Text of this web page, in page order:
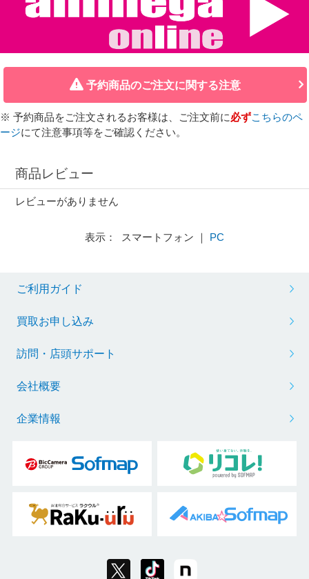
予約商品のご注文に関する注意
※ 予約商品をご注文されるお客様は、ご注文前に必ずこちらのペ
ージにて注意事項等をご確認ください。
商品レビュー
レビューがありません
表示： スマートフォン ｜ PC
ご利用ガイド
買取お申し込み
訪問・店頭サポート
会社概要
企業情報